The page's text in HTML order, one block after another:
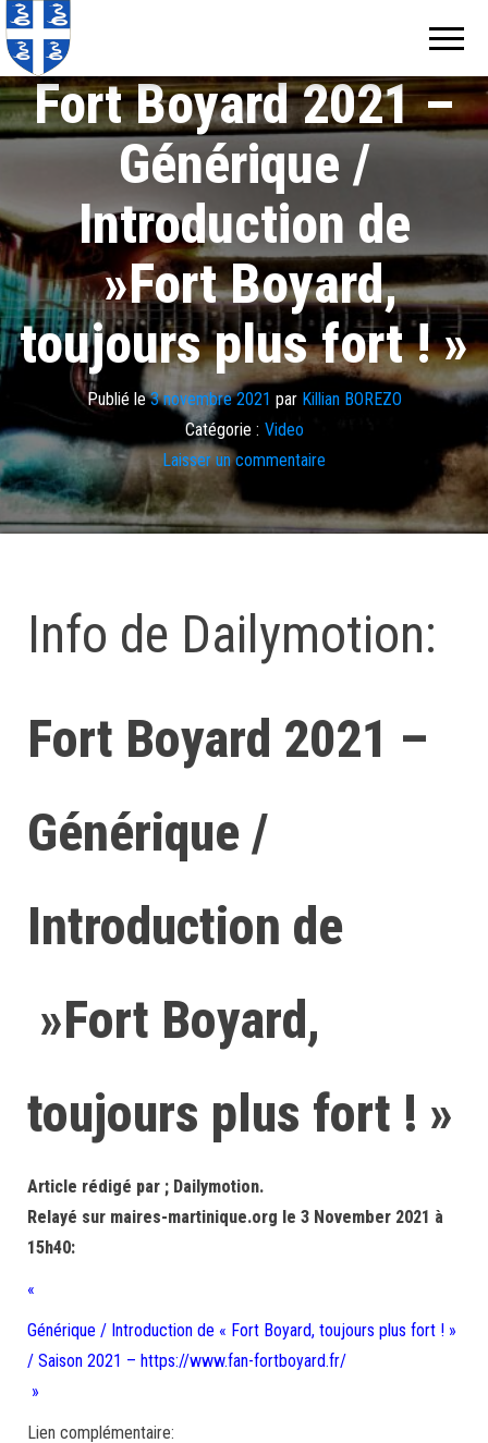
Fort Boyard 2021 –
Générique /
Introduction de
»Fort Boyard,
toujours plus fort ! »
Publié le3 novembre 2021 par Killian BOREZO
Catégorie : Video
Laisser un commentaire
Info de Dailymotion:
Fort Boyard 2021 –
Générique /
Introduction de
»Fort Boyard,
toujours plus fort ! »
Article rédigé par ; Dailymotion.
Relayé sur maires-martinique.org le 3 November 2021 à
15h40:
«
Générique / Introduction de « Fort Boyard, toujours plus fort ! »
/ Saison 2021 – https://www.fan-fortboyard.fr/
»
Lien complémentaire: